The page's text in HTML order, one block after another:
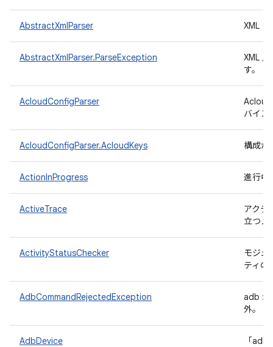
AbstractXmlParser XML
AbstractXmlParser.ParseException
XML
す。
AcloudConfigParser
Acloud
バイス
AcloudConfigParser.AcloudKeys 構成か
ActionInProgress 進行中
ActiveTrace
アクテ
立つメ
ActivityStatusChecker
モジュ
ティの
AdbCommandRejectedException
adb が
外。
AdbDevice
「